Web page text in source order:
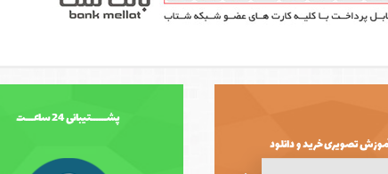
تصویری خرید و دانلود
پشــــــتیبانی 24 ساعـــت